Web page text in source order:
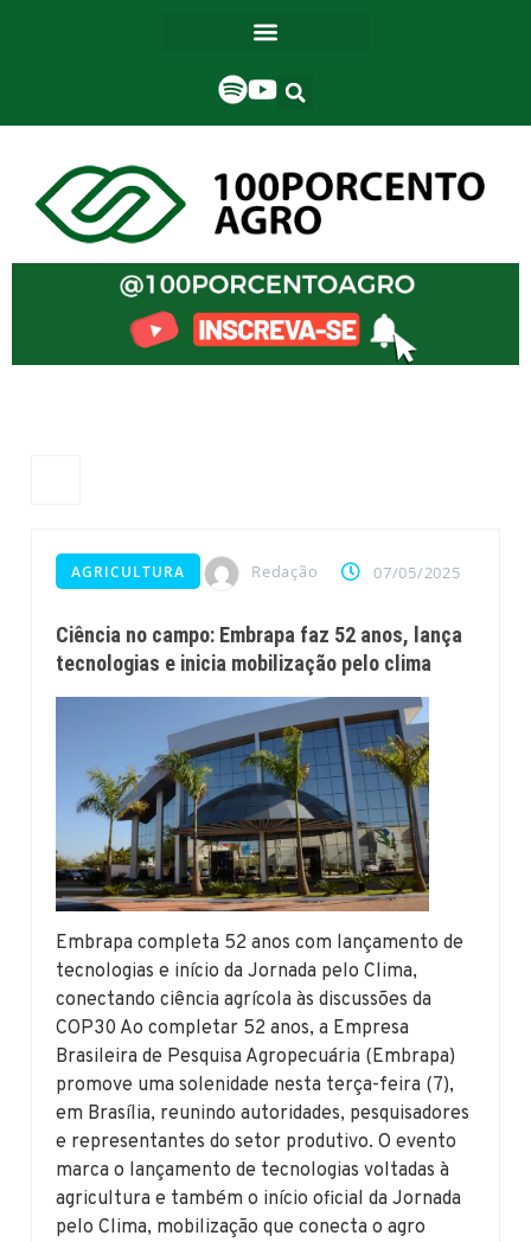
AGRICULTURA Redação 07/05/2025
Ciência no campo: Embrapa faz 52 anos, lança
tecnologias e inicia mobilização pelo clima
Embrapa completa 52 anos com lançamento de
tecnologias e início da Jornada pelo Clima,
conectando ciência agrícola às discussões da
COP30 Ao completar 52 anos, a Empresa
Brasileira de Pesquisa Agropecuária (Embrapa)
promove uma solenidade nesta terça-feira (7),
em Brasília, reunindo autoridades, pesquisadores
e representantes do setor produtivo. O evento
marca o lançamento de tecnologias voltadas à
agricultura e também o início oficial da Jornada
pelo Clima, mobilização que conecta o agro